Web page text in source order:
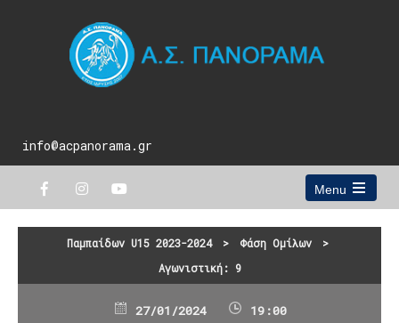
info@acpanorama.gr
Menu
Open
main
Παμπαίδων U15 2023-2024 > Φάση Ομίλων
>
Αγωνιστική: 9
27/01/2024 19:00